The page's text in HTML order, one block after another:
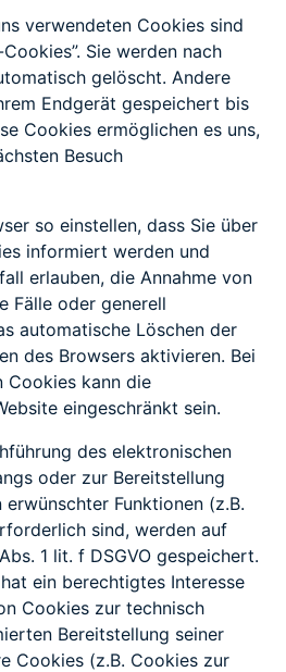
verwendeten Cookies sind
Sie werden nach
gelöscht. Andere
Endgerät gespeichert bis
Cookies ermöglichen es uns,
Besuch
so einstellen, dass Sie über
informiert werden und
erlauben, die Annahme von
Fälle oder generell
automatische Löschen der
des Browsers aktivieren. Bei
Cookies kann die
eingeschränkt sein.
des elektronischen
oder zur Bereitstellung
Funktionen (z.B.
sind, werden auf
1 lit. f DSGVO gespeichert.
ein berechtigtes Interesse
Cookies zur technisch
Bereitstellung seiner
Cookies (z.B. Cookies zur